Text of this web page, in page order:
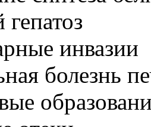
инвазии
болезнь